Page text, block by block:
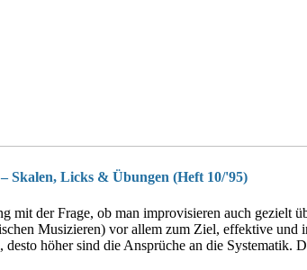
Skalen, Licks & Übungen (Heft 10/'95)
mit der Frage, ob man improvisieren auch
Musizieren) vor allem zum Ziel, effektive und
höher sind die Ansprüche an die